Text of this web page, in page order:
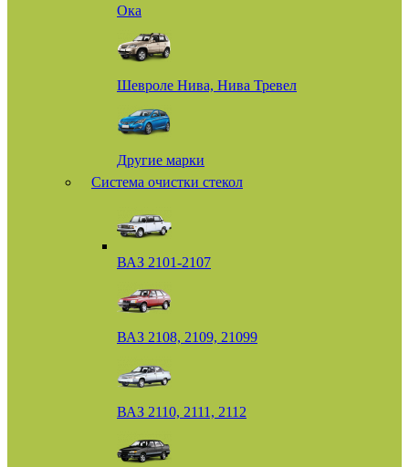
Ока
Шевроле Нива, Нива Тревел
Другие марки
Система очистки стекол
ВАЗ 2101-2107
ВАЗ 2108, 2109, 21099
ВАЗ 2110, 2111, 2112